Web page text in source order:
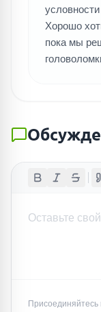
Хорошо
пока мы
Присоединяйтесь